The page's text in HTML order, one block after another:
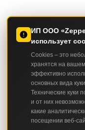
ИП ООО
использует
Cookies – это
хранятся на
эффективно
основных вида
Технические куки
и от них
какие
посещении веб-